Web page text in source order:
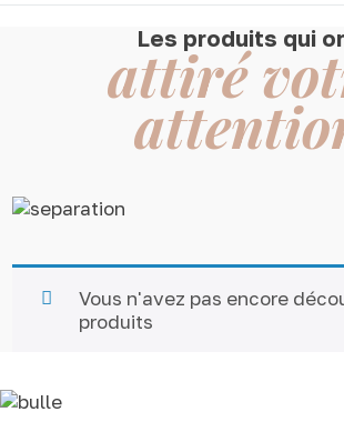
Les produits qui
attiré
Vous n'avez pas encore
produits